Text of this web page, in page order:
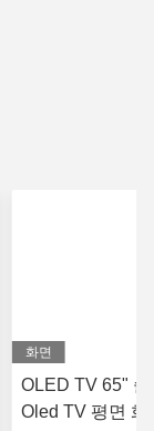
화면
OLED TV 65" 슬
Oled TV 평면 화